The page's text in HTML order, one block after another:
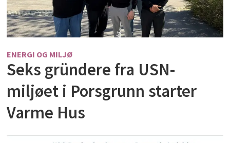
ENERGI OG MILJØ
Seks gründere fra USN-
miljøet i Porsgrunn starter
Varme Hus